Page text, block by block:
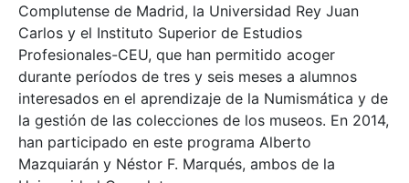
Complutense de Madrid, la Universidad Rey Juan
Carlos y el Instituto Superior de Estudios
Profesionales-CEU, que han permitido acoger
durante períodos de tres y seis meses a alumnos
interesados en el aprendizaje de la Numismática y de
la gestión de las colecciones de los museos. En 2014,
han participado en este programa Alberto
Mazquiarán y Néstor F. Marqués, ambos de la